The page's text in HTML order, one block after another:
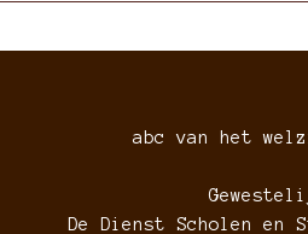
abc van het
De Dienst Scholen en